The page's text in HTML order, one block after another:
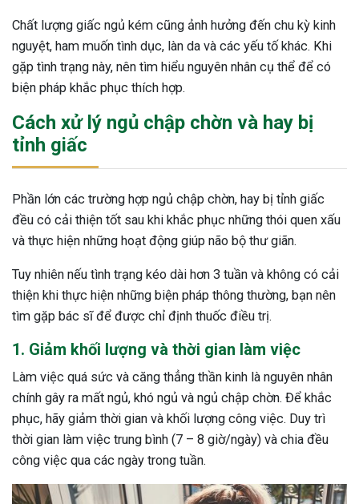
Chất lượng giấc ngủ kém cũng ảnh hưởng đến chu kỳ kinh
nguyệt, ham muốn tình dục, làn da và các yếu tố khác. Khi
gặp tình trạng này, nên tìm hiểu nguyên nhân cụ thể để có
biện pháp khắc phục thích hợp.
Cách xử lý ngủ chập chờn và hay bị
tỉnh giấc
Phần lớn các trường hợp ngủ chập chờn, hay bị tỉnh giấc
đều có cải thiện tốt sau khi khắc phục những thói quen xấu
và thực hiện những hoạt động giúp não bộ thư giãn.
Tuy nhiên nếu tình trạng kéo dài hơn 3 tuần và không có cải
thiện khi thực hiện những biện pháp thông thường, bạn nên
tìm gặp bác sĩ để được chỉ định thuốc điều trị.
1. Giảm khối lượng và thời gian làm việc
Làm việc quá sức và căng thẳng thần kinh là nguyên nhân
chính gây ra mất ngủ, khó ngủ và ngủ chập chờn. Để khắc
phục, hãy giảm thời gian và khối lượng công việc. Duy trì
thời gian làm việc trung bình (7 – 8 giờ/ngày) và chia đều
công việc qua các ngày trong tuần.